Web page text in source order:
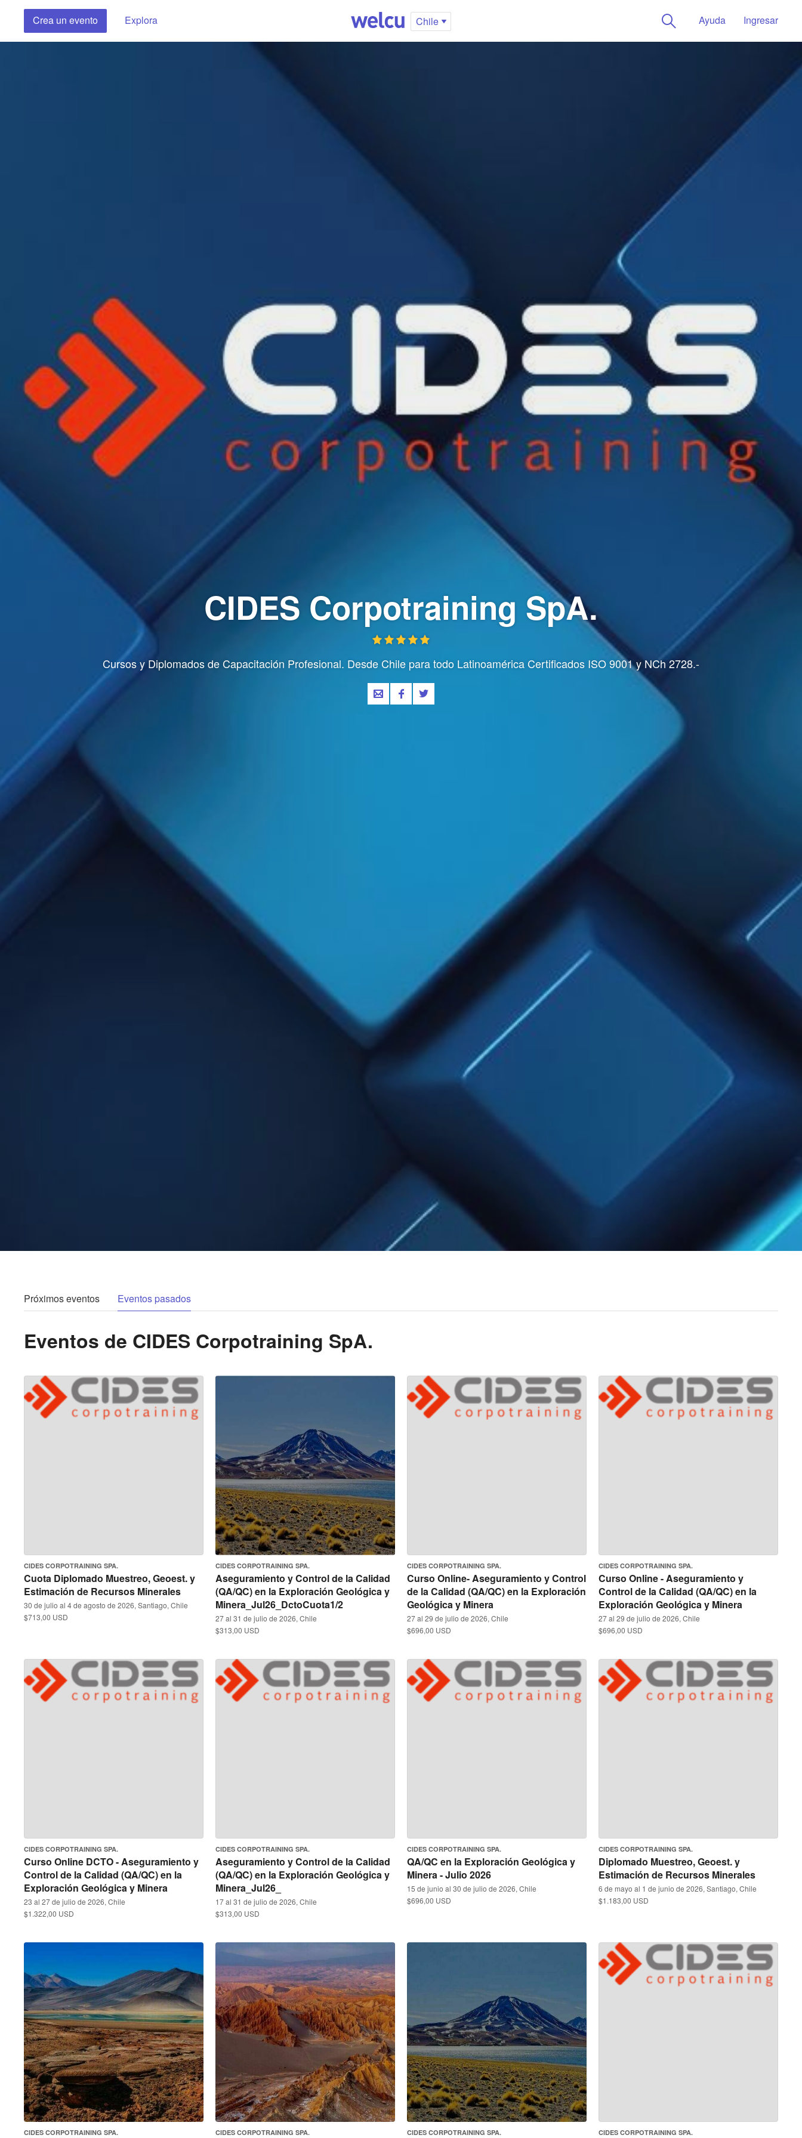
Crea un evento Explora Chile Ingresar
Ayuda
CIDES Corpotraining SpA.
Cursos y Diplomados de Capacitación Profesional. Desde Chile para todo Latinoamérica Certificados ISO 9001 y NCh 2728.-
Próximos eventos Eventos pasados
Eventos de CIDES Corpotraining SpA.
CIDES CORPOTRAINING SPA.
Cuota Diplomado Muestreo, Geoest. y
Estimación de Recursos Minerales
30 de julio al 4 de agosto de 2026, Santiago, Chile
$713,00 USD
CIDES CORPOTRAINING SPA.
Aseguramiento y Control de la Calidad
(QA/QC) en la Exploración Geológica y
Minera_Jul26_DctoCuota1/2
27 al 31 de julio de 2026, Chile
$313,00 USD
CIDES CORPOTRAINING SPA.
Curso Online- Aseguramiento y Control
de la Calidad (QA/QC) en la Exploración
Geológica y Minera
27 al 29 de julio de 2026, Chile
$696,00 USD
CIDES CORPOTRAINING SPA.
Curso Online - Aseguramiento y
Control de la Calidad (QA/QC) en la
Exploración Geológica y Minera
27 al 29 de julio de 2026, Chile
$696,00 USD
CIDES CORPOTRAINING SPA.
Curso Online DCTO - Aseguramiento y
Control de la Calidad (QA/QC) en la
Exploración Geológica y Minera
23 al 27 de julio de 2026, Chile
$1.322,00 USD
CIDES CORPOTRAINING SPA.
Aseguramiento y Control de la Calidad
(QA/QC) en la Exploración Geológica y
Minera_Jul26_
17 al 31 de julio de 2026, Chile
$313,00 USD
CIDES CORPOTRAINING SPA.
QA/QC en la Exploración Geológica y
Minera - Julio 2026
15 de junio al 30 de julio de 2026, Chile
$696,00 USD
CIDES CORPOTRAINING SPA.
Diplomado Muestreo, Geoest. y
Estimación de Recursos Minerales
6 de mayo al 1 de junio de 2026, Santiago, Chile
$1.183,00 USD
CIDES CORPOTRAINING SPA. CIDES CORPOTRAINING SPA. CIDES CORPOTRAINING SPA. CIDES CORPOTRAINING SPA.